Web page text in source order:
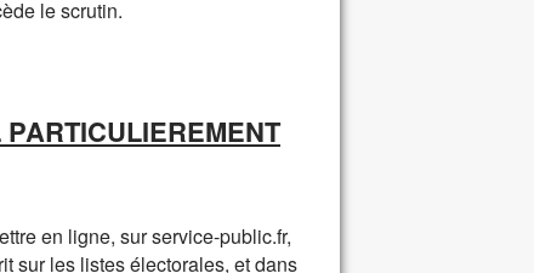
le scrutin.
en ligne, sur service-public.fr,
sur les listes électorales, et dans